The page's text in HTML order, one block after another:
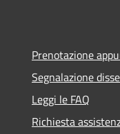
Prenotazione
Segnalazione
Leggi le FAQ
Richiesta